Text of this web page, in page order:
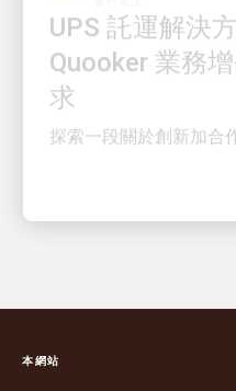
Quooker 業務
求
探索一段關於創新加合
本網站